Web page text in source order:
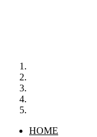
HOME